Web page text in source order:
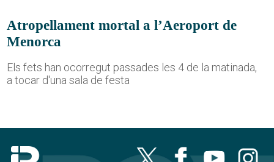
Atropellament mortal a l’Aeroport de
Menorca
Els fets han ocorregut passades les 4 de la matinada,
a tocar d'una sala de festa